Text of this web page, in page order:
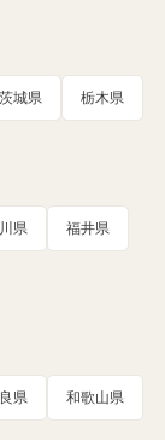
茨城県 栃木県
県 福井県
県 和歌山県